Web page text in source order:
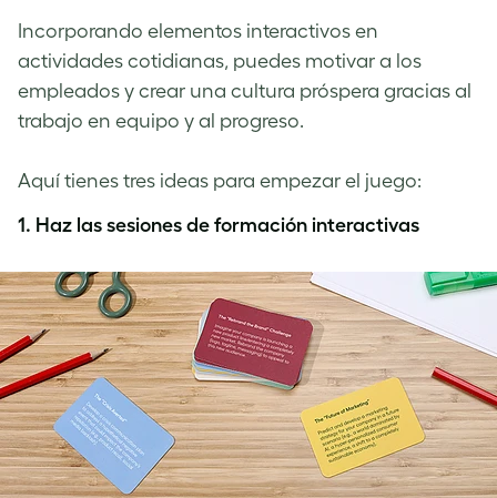
Incorporando elementos interactivos en
actividades cotidianas, puedes motivar a los
empleados y crear una cultura próspera gracias al
trabajo en equipo y al progreso.
Aquí tienes tres ideas para empezar el juego:
1. Haz las sesiones de formación interactivas